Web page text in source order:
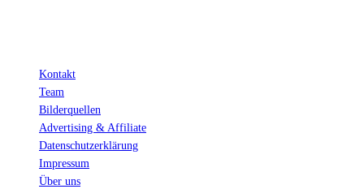
Kontakt
Team
Bilderquellen
Advertising & Affiliate
Datenschutzerklärung
Impressum
Über uns